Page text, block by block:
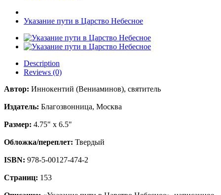
Указание пути в Царство Небесное
Description
Reviews (0)
Автор: Иннокентий (Вениаминов), святитель
Издатель: Благозвонница, Москва
Размер: 4.75" x 6.5"
Обложка/переплет: Твердый
ISBN: 978-5-00127-474-2
Страниц: 153